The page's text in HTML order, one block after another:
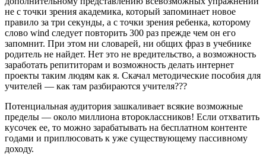
не с точки зрения академика, который запоминает новое
правило за три секунды, а с точки зрения ребенка, которому
слово wind следует повторить 300 раз прежде чем он его
запомнит. При этом ни словарей, ни общих фраз в учебнике
родитель не найдет. Нет это не вредительство, а возможность
заработать репититорам и возможность делать интернет
проекты таким людям как я. Скачал методические пособия для
учителей — как там разбираются учителя???
Потенциальная аудитория зашкаливает всякие возможные
пределы — около миллиона второклассников! Если отхватить
кусочек ее, то можно зарабатывать на бесплатном контенте
годами и приплюсовать к уже существующему пассивному
доходу.